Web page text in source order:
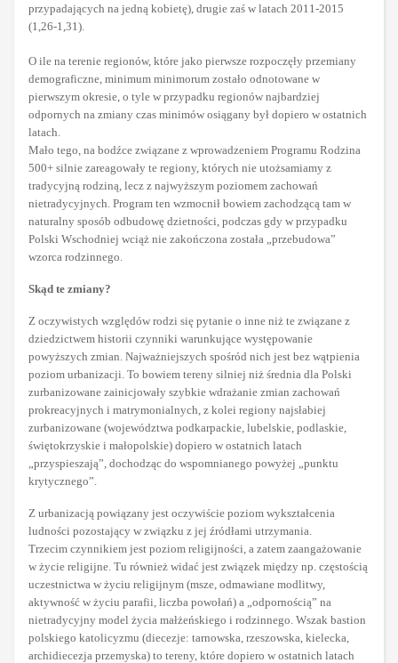
przypadających na jedną kobietę), drugie zaś w latach 2011-2015
(1,26-1,31).
O ile na terenie regionów, które jako pierwsze rozpoczęły przemiany
demograficzne, minimum minimorum zostało odnotowane w
pierwszym okresie, o tyle w przypadku regionów najbardziej
odpornych na zmiany czas minimów osiągany był dopiero w ostatnich
latach.
Mało tego, na bodźce związane z wprowadzeniem Programu Rodzina
500+ silnie zareagowały te regiony, których nie utożsamiamy z
tradycyjną rodziną, lecz z najwyższym poziomem zachowań
nietradycyjnych. Program ten wzmocnił bowiem zachodzącą tam w
naturalny sposób odbudowę dzietności, podczas gdy w przypadku
Polski Wschodniej wciąż nie zakończona została „przebudowa”
wzorca rodzinnego.
Skąd te zmiany?
Z oczywistych względów rodzi się pytanie o inne niż te związane z
dziedzictwem historii czynniki warunkujące występowanie
powyższych zmian. Najważniejszych spośród nich jest bez wątpienia
poziom urbanizacji. To bowiem tereny silniej niż średnia dla Polski
zurbanizowane zainicjowały szybkie wdrażanie zmian zachowań
prokreacyjnych i matrymonialnych, z kolei regiony najsłabiej
zurbanizowane (województwa podkarpackie, lubelskie, podlaskie,
świętokrzyskie i małopolskie) dopiero w ostatnich latach
„przyspieszają”, dochodząc do wspomnianego powyżej „punktu
krytycznego”.
Z urbanizacją powiązany jest oczywiście poziom wykształcenia
ludności pozostający w związku z jej źródłami utrzymania.
Trzecim czynnikiem jest poziom religijności, a zatem zaangażowanie
w życie religijne. Tu również widać jest związek między np. częstością
uczestnictwa w życiu religijnym (msze, odmawiane modlitwy,
aktywność w życiu parafii, liczba powołań) a „odpornością” na
nietradycyjny model życia małżeńskiego i rodzinnego. Wszak bastion
polskiego katolicyzmu (diecezje: tarnowska, rzeszowska, kielecka,
archidiecezja przemyska) to tereny, które dopiero w ostatnich latach